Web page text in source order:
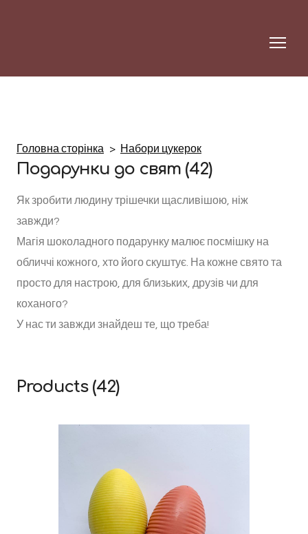
Головна сторінка Набори цукерок
Подарунки до свят (42)
Як зробити людину трішечки щасливішою, ніж
завжди?
Магія шоколадного подарунку малює посмішку на
обличчі кожного, хто його скуштує. На кожне свято та
просто для настрою, для близьких, друзів чи для
коханого?
У нас ти завжди знайдеш те, що треба!
Products (42)